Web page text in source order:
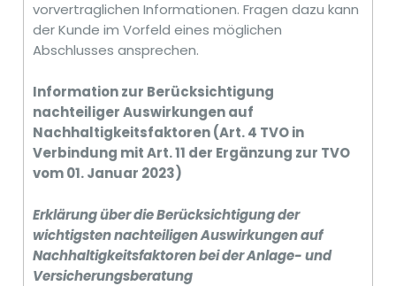
vorvertraglichen Informationen. Fragen dazu kann
der Kunde im Vorfeld eines möglichen
Abschlusses ansprechen.
Information zur Berücksichtigung
nachteiliger Auswirkungen auf
Nachhaltigkeitsfaktoren (Art. 4 TVO in
Verbindung mit Art. 11 der Ergänzung zur TVO
vom 01. Januar 2023)
Erklärung über die Berücksichtigung der
wichtigsten nachteiligen Auswirkungen auf
Nachhaltigkeitsfaktoren bei der Anlage- und
Versicherungsberatung